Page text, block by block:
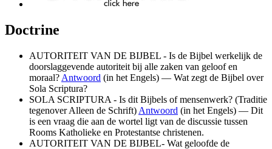
Doctrine
AUTORITEIT VAN DE BIJBEL - Is de Bijbel werkelijk de
doorslaggevende autoriteit bij alle zaken van geloof en
moraal? Antwoord (in het Engels) — Wat zegt de Bijbel over
Sola Scriptura?
SOLA SCRIPTURA - Is dit Bijbels of mensenwerk? (Traditie
tegenover Alleen de Schrift) Antwoord (in het Engels) — Dit
is een vraag die aan de wortel ligt van de discussie tussen
Rooms Katholieke en Protestantse christenen.
AUTORITEIT VAN DE BIJBEL- Wat geloofde de